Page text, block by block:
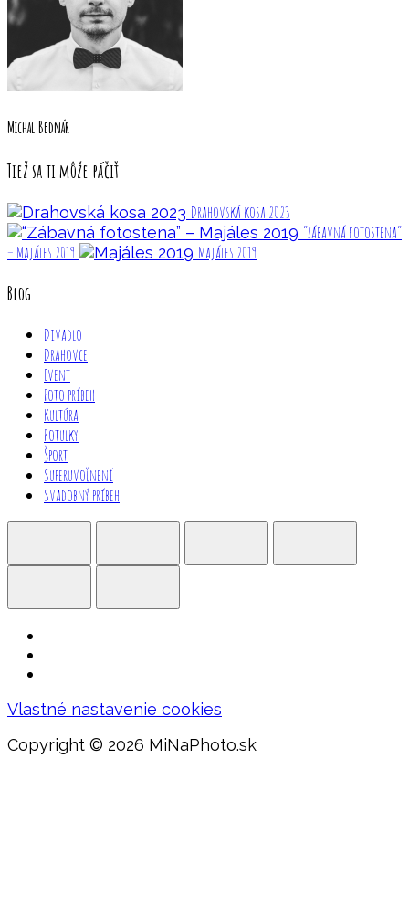
Michal Bednár
Tiež sa ti môže páčiť
Drahovská kosa 2023
“Zábavná fotostena”
– Majáles 2019
Majáles 2019
Blog
Divadlo
Drahovce
Event
Foto príbeh
Kultúra
Potulky
Šport
Superuvoľnení
Svadobný príbeh
Vlastné nastavenie cookies
Copyright © 2026 MiNaPhoto.sk